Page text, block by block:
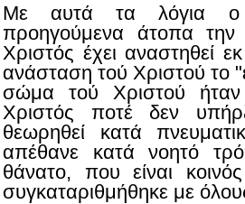
Με αυτά τα λόγια ο
προηγούμενα άτοπα την
Χριστός έχει αναστηθεί
ανάσταση τού Χριστού το
σώμα τού Χριστού ήταν
Χριστός ποτέ δεν
θεωρηθεί κατά
απέθανε κατά νοητό
θάνατο, που είναι
συγκαταριθμήθηκε με